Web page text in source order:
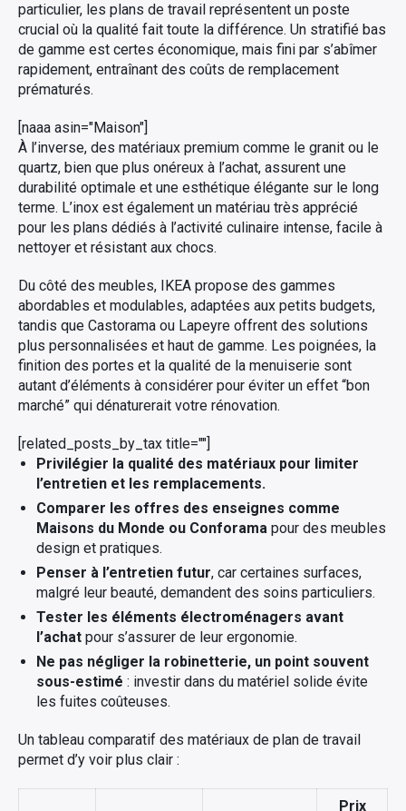
particulier, les plans de travail représentent un poste
crucial où la qualité fait toute la différence. Un stratifié bas
de gamme est certes économique, mais fini par s’abîmer
rapidement, entraînant des coûts de remplacement
prématurés.
[naaa asin="Maison"]
À l’inverse, des matériaux premium comme le granit ou le
quartz, bien que plus onéreux à l’achat, assurent une
durabilité optimale et une esthétique élégante sur le long
terme. L’inox est également un matériau très apprécié
pour les plans dédiés à l’activité culinaire intense, facile à
nettoyer et résistant aux chocs.
Du côté des meubles, IKEA propose des gammes
abordables et modulables, adaptées aux petits budgets,
tandis que Castorama ou Lapeyre offrent des solutions
plus personnalisées et haut de gamme. Les poignées, la
finition des portes et la qualité de la menuiserie sont
autant d’éléments à considérer pour éviter un effet “bon
marché” qui dénaturerait votre rénovation.
[related_posts_by_tax title=""]
Privilégier la qualité des matériaux pour limiter
l’entretien et les remplacements.
Comparer les offres des enseignes comme
Maisons du Monde ou Conforama pour des meubles
design et pratiques.
Penser à l’entretien futur, car certaines surfaces,
malgré leur beauté, demandent des soins particuliers.
Tester les éléments électroménagers avant
l’achat pour s’assurer de leur ergonomie.
Ne pas négliger la robinetterie, un point souvent
sous-estimé : investir dans du matériel solide évite
les fuites coûteuses.
Un tableau comparatif des matériaux de plan de travail
permet d’y voir plus clair :
Prix